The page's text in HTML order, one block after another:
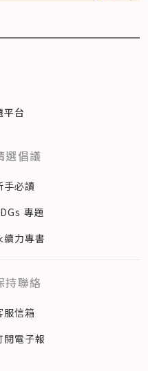
平台
選倡議
手必讀
專題
續力專書
持聯絡
服信箱
閱電子報